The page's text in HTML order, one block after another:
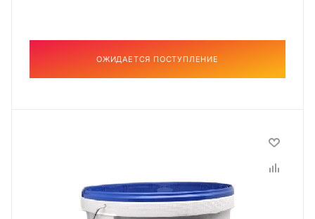
ОЖИДАЕТСЯ ПОСТУПЛЕНИЕ